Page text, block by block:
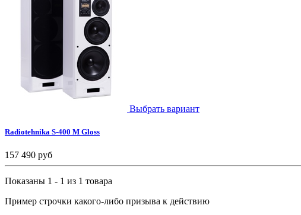
Выбрать вариант
Radiotehnika S-400 M Gloss
157 490 руб
Показаны 1 - 1 из 1 товара
Пример строчки какого-либо призыва к действию